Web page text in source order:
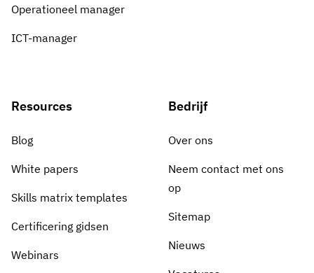
Operationeel manager
ICT-manager
Resources
Blog
White papers
Skills matrix templates
Certificering gidsen
Webinars
Bedrijf
Over ons
Neem contact met ons
op
Sitemap
Nieuws